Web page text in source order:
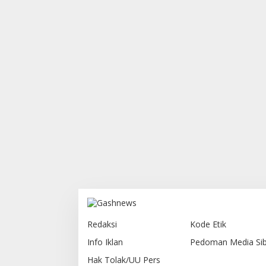
Redaksi
Kode Etik
Info Iklan
Pedoman Media
Hak Tolak/UU Pers